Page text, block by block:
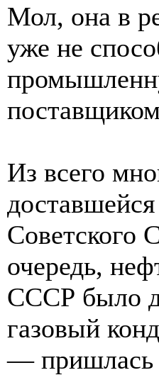
Мол, она в
уже не
Из всего
Советского
очередь,
СССР было
газовый
—